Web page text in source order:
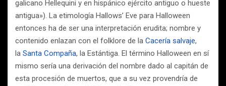
galicano Hellequini y en hispánico ejército antiguo o hueste
antigua»). La etimología Hallows’ Eve para Halloween
entonces ha de ser una interpretación erudita; nombre y
contenido enlazan con el folklore de la Cacería salvaje,
la Santa Compaña, la Estántiga. El término Halloween en sí
mismo sería una derivación del nombre dado al capitán de
esta procesión de muertos, que a su vez provendría de